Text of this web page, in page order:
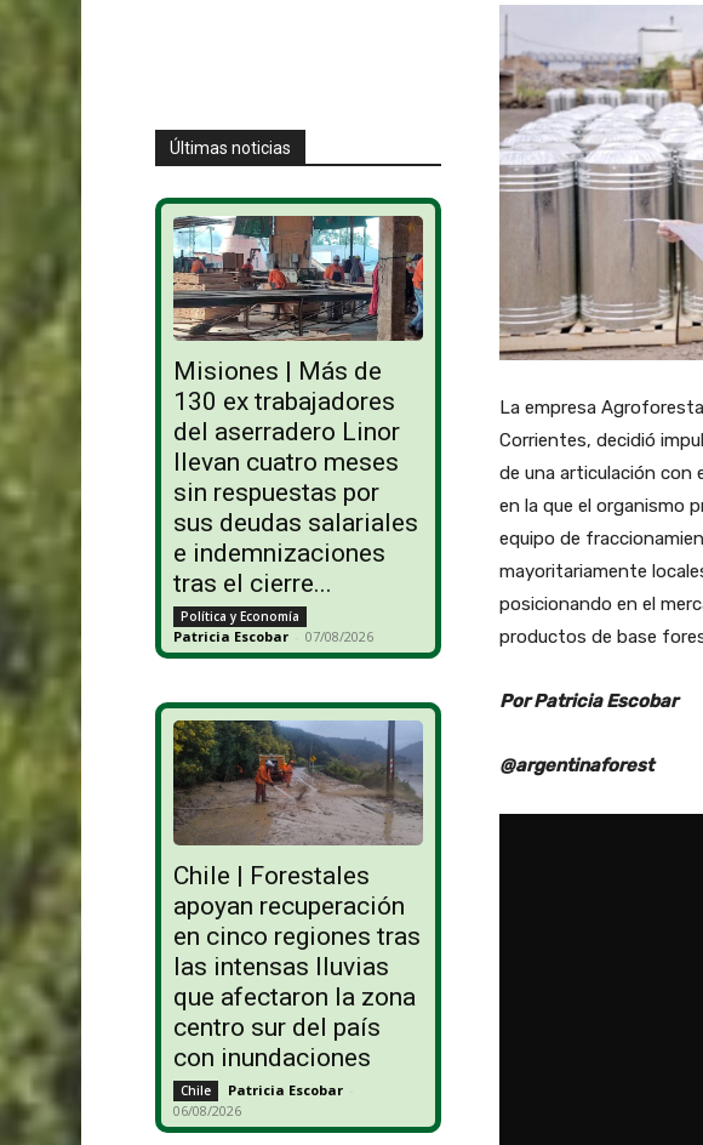
Últimas noticias
Misiones | Más de
130 ex trabajadores
del aserradero Linor
llevan cuatro meses
sin respuestas por
sus deudas salariales
e indemnizaciones
tras el cierre...
Política y Economía
Patricia Escobar - 07/08/2026
Chile | Forestales
apoyan recuperación
en cinco regiones tras
las intensas lluvias
que afectaron la zona
centro sur del país
con inundaciones
Chile Patricia Escobar -
06/08/2026
La empresa
Corrientes, decidió
de una articulación con
en la que el organismo
equipo de
mayoritariamente
posicionando en el
productos de base
Por Patricia Escobar
@argentinaforest